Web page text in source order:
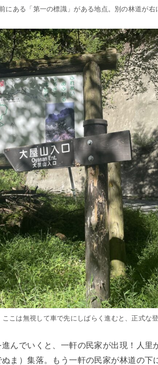
にある「第一の標識」がある地点。別の林道が右
ここは無視して車で先にしばらく進むと、正式な
んでいくと、一軒の民家が出現！人里
ま）集落。もう一軒の民家が林道の下